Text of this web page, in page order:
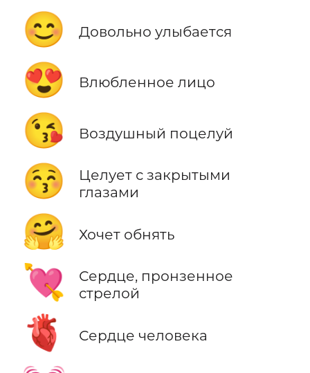
😊 Довольно улыбается
😍 Влюбленное лицо
😘 Воздушный поцелуй
😚
Целует с закрытыми
глазами
🤗 Хочет обнять
💘
Сердце, пронзенное
стрелой
🫀 Сердце человека